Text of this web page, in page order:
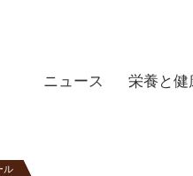
ニュース 栄養と健
ル